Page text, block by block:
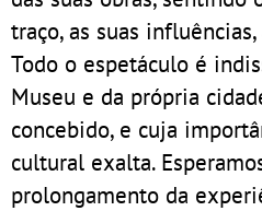
traço, as suas
Todo o espetáculo é
Museu e da própria
concebido, e cuja
cultural exalta.
prolongamento da